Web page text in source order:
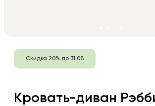
Скидка 20% до 31.08
Кровать-диван